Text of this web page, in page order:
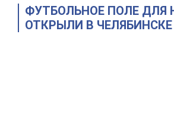
ФУТБОЛЬНОЕ ПОЛЕ ДЛЯ
ОТКРЫЛИ В ЧЕЛЯБИНСКЕ